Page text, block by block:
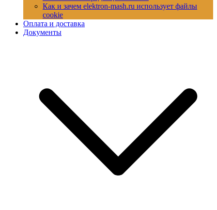
Как и зачем elektron-mash.ru использует файлы
cookie
Оплата и доставка
Документы